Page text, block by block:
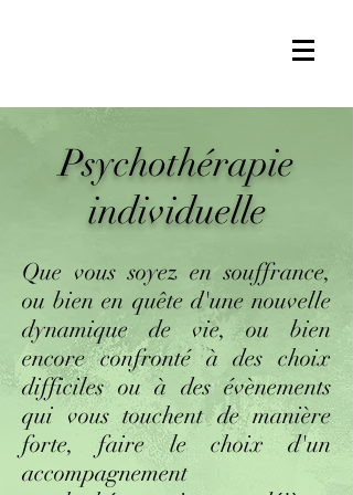
Psychothérapie
individuelle
Que vous soyez en souffrance,
ou bien en quête d'une nouvelle
dynamique de vie, ou bien
encore confronté à des choix
difficiles ou à des évènements
qui vous touchent de manière
forte, faire le choix d'un
accompagnement